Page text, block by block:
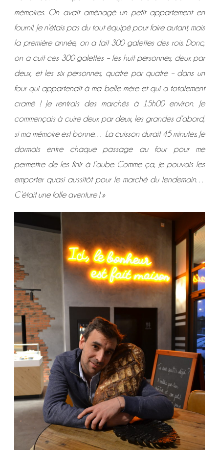
mémoires. On avait aménagé un petit appartement en
fournil. Je n’étais pas du tout équipé pour faire autant, mais
la première année, on a fait 300 galettes des rois. Donc,
on a cuit ces 300 galettes – les huit personnes, deux par
deux, et les six personnes, quatre par quatre – dans un
four qui appartenait à ma belle-mère et qui a totalement
cramé ! Je rentrais des marchés à 15h00 environ. Je
commençais à cuire deux par deux, les grandes d’abord,
si ma mémoire est bonne… La cuisson durait 45 minutes. Je
dormais entre chaque passage au four pour me
permettre de les finir à l’aube. Comme ça, je pouvais les
emporter quasi aussitôt pour le marché du lendemain…
C’était une folle aventure ! »